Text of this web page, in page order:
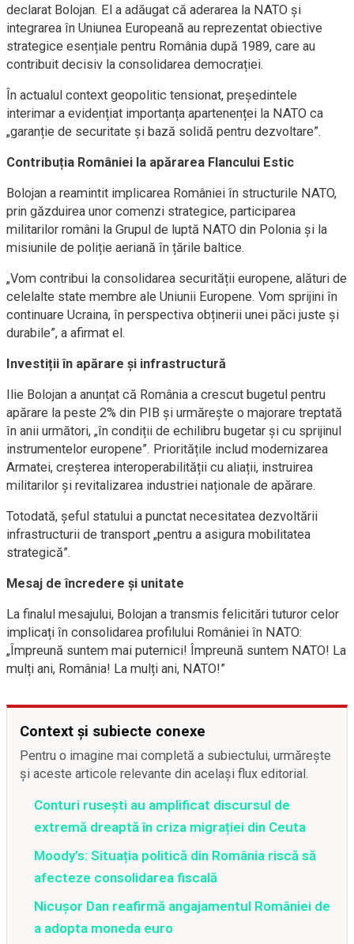
declarat Bolojan. El a adăugat că aderarea la NATO și
integrarea în Uniunea Europeană au reprezentat obiective
strategice esențiale pentru România după 1989, care au
contribuit decisiv la consolidarea democrației.
În actualul context geopolitic tensionat, președintele
interimar a evidențiat importanța apartenenței la NATO ca
„garanție de securitate și bază solidă pentru dezvoltare”.
Contribuția României la apărarea Flancului Estic
Bolojan a reamintit implicarea României în structurile NATO,
prin găzduirea unor comenzi strategice, participarea
militarilor români la Grupul de luptă NATO din Polonia și la
misiunile de poliție aeriană în țările baltice.
„Vom contribui la consolidarea securității europene, alături de
celelalte state membre ale Uniunii Europene. Vom sprijini în
continuare Ucraina, în perspectiva obținerii unei păci juste și
durabile”, a afirmat el.
Investiții în apărare și infrastructură
Ilie Bolojan a anunțat că România a crescut bugetul pentru
apărare la peste 2% din PIB și urmărește o majorare treptată
în anii următori, „în condiții de echilibru bugetar și cu sprijinul
instrumentelor europene”. Prioritățile includ modernizarea
Armatei, creșterea interoperabilității cu aliații, instruirea
militarilor și revitalizarea industriei naționale de apărare.
Totodată, șeful statului a punctat necesitatea dezvoltării
infrastructurii de transport „pentru a asigura mobilitatea
strategică”.
Mesaj de încredere și unitate
La finalul mesajului, Bolojan a transmis felicitări tuturor celor
implicați în consolidarea profilului României în NATO:
„Împreună suntem mai puternici! Împreună suntem NATO! La
mulți ani, România! La mulți ani, NATO!”
Context și subiecte conexe
Pentru o imagine mai completă a subiectului, urmărește
și aceste articole relevante din același flux editorial.
Conturi rusești au amplificat discursul de
extremă dreaptă în criza migrației din Ceuta
Moody’s: Situația politică din România riscă să
afecteze consolidarea fiscală
Nicușor Dan reafirmă angajamentul României de
a adopta moneda euro